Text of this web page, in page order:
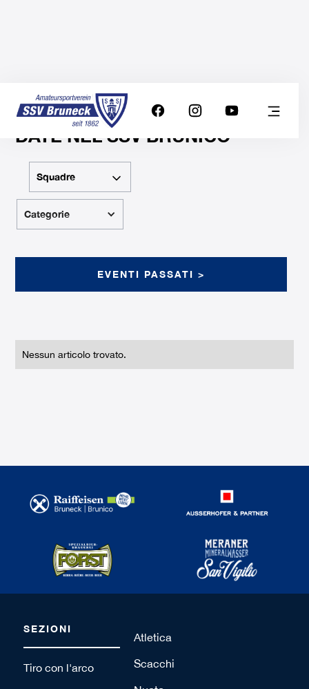
DATE NEL SSV BRUNICO
Squadre
Categorie
EVENTI PASSATI >
Nessun articolo trovato.
SEZIONI
Tiro con l'arco
Atletica
Scacchi